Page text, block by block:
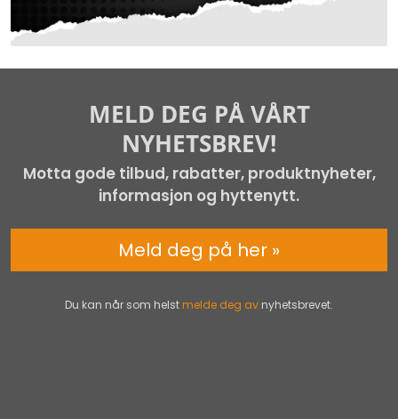
MELD DEG PÅ VÅRT
NYHETSBREV!
Motta gode tilbud, rabatter, produktnyheter,
informasjon og hyttenytt.
Du kan når som helst melde deg av nyhetsbrevet.
Meld deg på her »